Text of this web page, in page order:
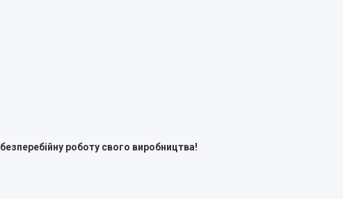
роботу свого виробництва!